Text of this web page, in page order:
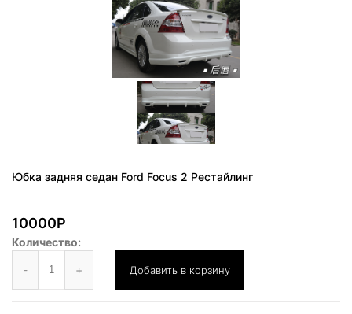
Юбка задняя седан Ford Focus 2 Рестайлинг
10000Р
Количество:
- + Добавить в корзину